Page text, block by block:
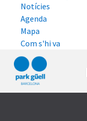
Notícies
Agenda
Mapa
Com s'hi va